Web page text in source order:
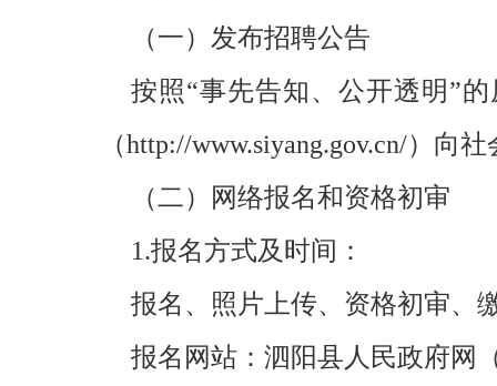
（一）发布招聘公告
按照“事先告知、公开透明”
（http://www.siyang.gov.cn/）向
（二）网络报名和资格初审
1.报名方式及时间：
报名、照片上传、资格初审、
报名网站：泗阳县人民政府网